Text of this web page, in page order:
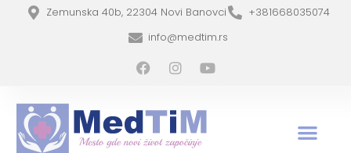
Zemunska 40b, 22304 Novi Banovci
+381668035074
info@medtim.rs